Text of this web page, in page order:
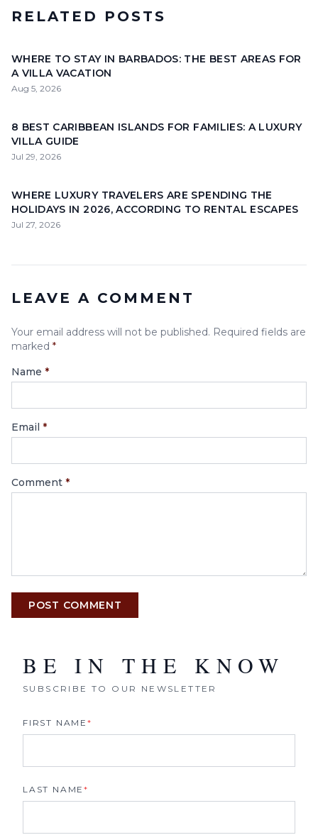
RELATED POSTS
WHERE TO STAY IN BARBADOS: THE BEST AREAS FOR
A VILLA VACATION
Aug 5, 2026
8 BEST CARIBBEAN ISLANDS FOR FAMILIES: A LUXURY
VILLA GUIDE
Jul 29, 2026
WHERE LUXURY TRAVELERS ARE SPENDING THE
HOLIDAYS IN 2026, ACCORDING TO RENTAL ESCAPES
Jul 27, 2026
LEAVE A COMMENT
Your email address will not be published. Required fields are
marked *
Name *
Email *
Comment *
POST COMMENT
BE IN THE KNOW
SUBSCRIBE TO OUR NEWSLETTER
FIRST NAME*
LAST NAME*